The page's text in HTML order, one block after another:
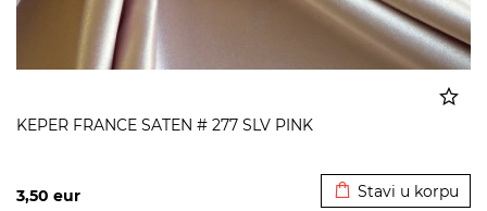
KEPER FRANCE SATEN # 277 SLV PINK
3,50 eur Stavi u korpu